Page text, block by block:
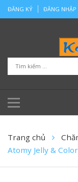
ĐĂNG KÝ ĐĂNG NHẬP
Trang chủ
Atomy Jelly &